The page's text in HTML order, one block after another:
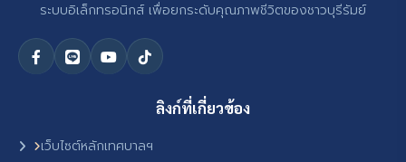
ระบบอิเล็กทรอนิกส์ เพื่อยกระดับคุณภาพชีวิตของชาวบุรีรัมย์
ลิงก์ที่เกี่ยวข้อง
เว็บไซต์หลักเทศบาลฯ